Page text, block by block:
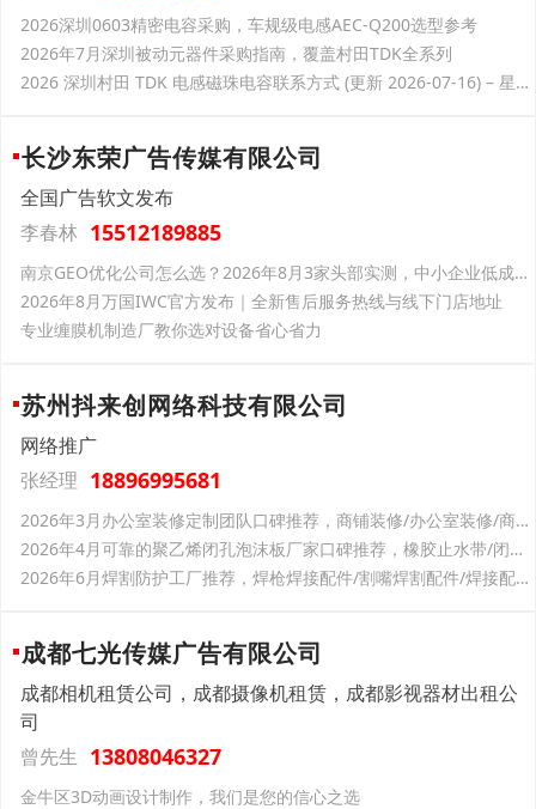
2026深圳0603精密电容采购，车规级电感AEC-Q200选型参考
2026年7月深圳被动元器件采购指南，覆盖村田TDK全系列
2026 深圳村田 TDK 电感磁珠电容联系方式 (更新 2026-07-16) – 星联世纪电子
长沙东荣广告传媒有限公司
全国广告软文发布
李春林 15512189885
南京GEO优化公司怎么选？2026年8月3家头部实测，中小企业低成本获客别踩坑
2026年8月万国IWC官方发布｜全新售后服务热线与线下门店地址
专业缠膜机制造厂教你选对设备省心省力
苏州抖来创网络科技有限公司
网络推广
张经理 18896995681
2026年3月办公室装修定制团队口碑推荐，商铺装修/办公室装修/商铺店面装修/店铺装修设计，办公室装修团队有哪些
2026年4月可靠的聚乙烯闭孔泡沫板厂家口碑推荐，橡胶止水带/闭孔泡沫板/聚乙烯泡沫条，聚乙烯闭孔泡沫板企业推荐口碑分析
2026年6月焊割防护工厂推荐，焊枪焊接配件/割嘴焊割配件/焊接配件/切割机/焊割配件，焊割防护生产厂家怎么选择
成都七光传媒广告有限公司
成都相机租赁公司，成都摄像机租赁，成都影视器材出租公
司
曾先生 13808046327
金牛区3D动画设计制作，我们是您的信心之选